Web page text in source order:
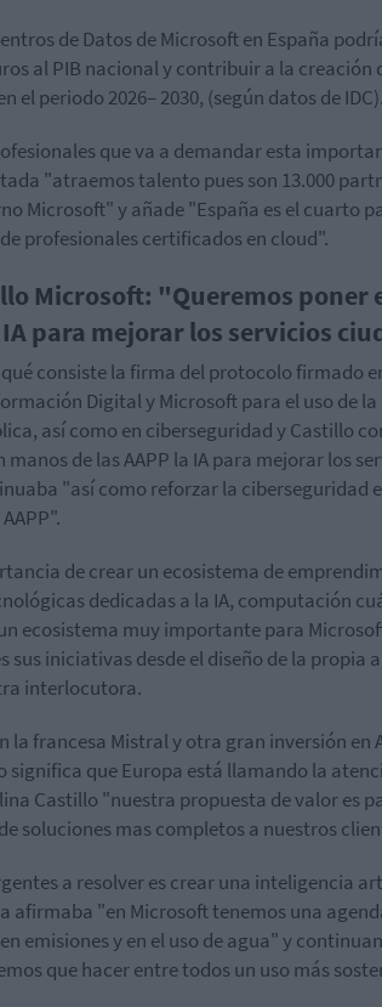
de Datos de Microsoft en España
al PIB nacional y contribuir a la creación
el periodo 2026– 2030, (según datos de IDC).
que va a demandar esta
"atraemos talento pues son 13.000
Microsoft" y añade "España es el cuarto
profesionales certificados en cloud".
Microsoft: "Queremos poner
IA para mejorar los servicios
consiste la firma del protocolo firmado
Digital y Microsoft para el uso de la
así como en ciberseguridad y Castillo
de las AAPP la IA para mejorar los
"así como reforzar la ciberseguridad
de crear un ecosistema de
dedicadas a la IA, computación
ecosistema muy importante para
sus iniciativas desde el diseño de la propia
interlocutora.
la francesa Mistral y otra gran inversión en
significa que Europa está llamando la
Castillo "nuestra propuesta de valor es
soluciones mas completos a nuestros
a resolver es crear una inteligencia
afirmaba "en Microsoft tenemos una
emisiones y en el uso de agua" y
que hacer entre todos un uso más